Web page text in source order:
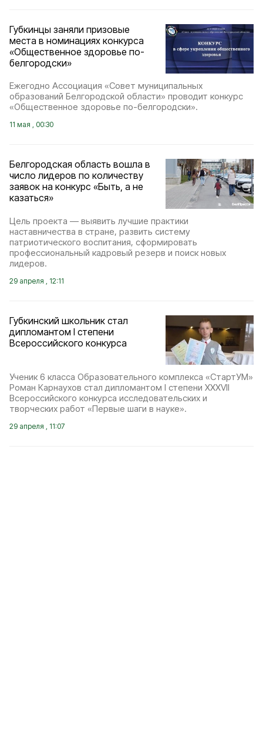
Губкинцы заняли призовые
места в номинациях конкурса
«Общественное здоровье по-
белгородски»
Ежегодно Ассоциация «Совет муниципальных
образований Белгородской области» проводит конкурс
«Общественное здоровье по-белгородски».
11 мая , 00:30
Белгородская область вошла в
число лидеров по количеству
заявок на конкурс «Быть, а не
казаться»
Цель проекта — выявить лучшие практики
наставничества в стране, развить систему
патриотического воспитания, сформировать
профессиональный кадровый резерв и поиск новых
лидеров.
29 апреля , 12:11
Губкинский школьник стал
дипломантом I степени
Всероссийского конкурса
Ученик 6 класса Образовательного комплекса «СтартУМ»
Роман Карнаухов стал дипломантом I степени XXXVII
Всероссийского конкурса исследовательских и
творческих работ «Первые шаги в науке».
29 апреля , 11:07